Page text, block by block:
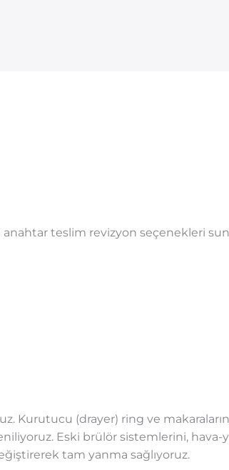
teslim revizyon seçenekleri
(drayer) ring ve
Eski brülör sistemlerini, hava-
tam yanma sağlıyoruz.